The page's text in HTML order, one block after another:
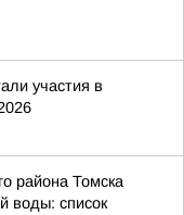
участия в
района Томска
воды: список